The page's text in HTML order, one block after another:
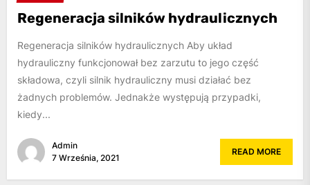
Regeneracja silników hydraulicznych
Regeneracja silników hydraulicznych Aby układ
hydrauliczny funkcjonował bez zarzutu to jego część
składowa, czyli silnik hydrauliczny musi działać bez
żadnych problemów. Jednakże występują przypadki,
kiedy...
Admin
7 Września, 2021
READ MORE